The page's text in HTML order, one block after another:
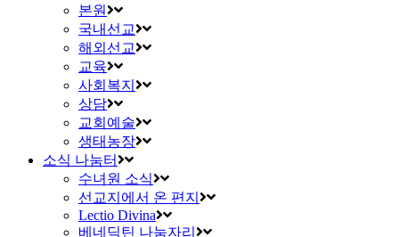
본원
국내선교
해외선교
교육
사회복지
상담
교회예술
생태농장
소식 나눔터
수녀원 소식
선교지에서 온 편지
Lectio Divina
베네딕틴 나눔자리